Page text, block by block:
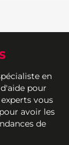
en
pour
vous
avoir les
de